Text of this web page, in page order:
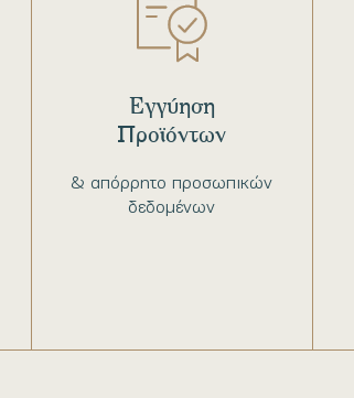
& απόρρητο προσωπικών
δεδομένων
Εγγύηση
Προϊόντων